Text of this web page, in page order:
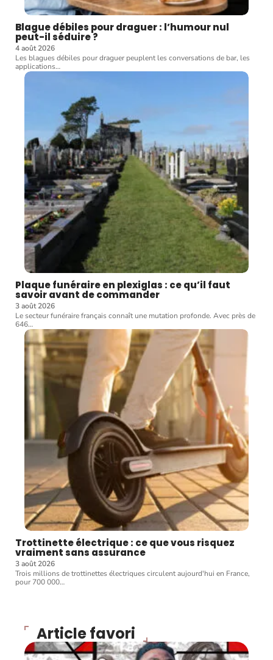
Blague débiles pour draguer : l’humour nul
peut-il séduire ?
4 août 2026
Les blagues débiles pour draguer peuplent les conversations de bar, les
applications…
Plaque funéraire en plexiglas : ce qu’il faut
savoir avant de commander
3 août 2026
Le secteur funéraire français connaît une mutation profonde. Avec près de
646…
Trottinette électrique : ce que vous risquez
vraiment sans assurance
3 août 2026
Trois millions de trottinettes électriques circulent aujourd'hui en France,
pour 700 000…
Article favori